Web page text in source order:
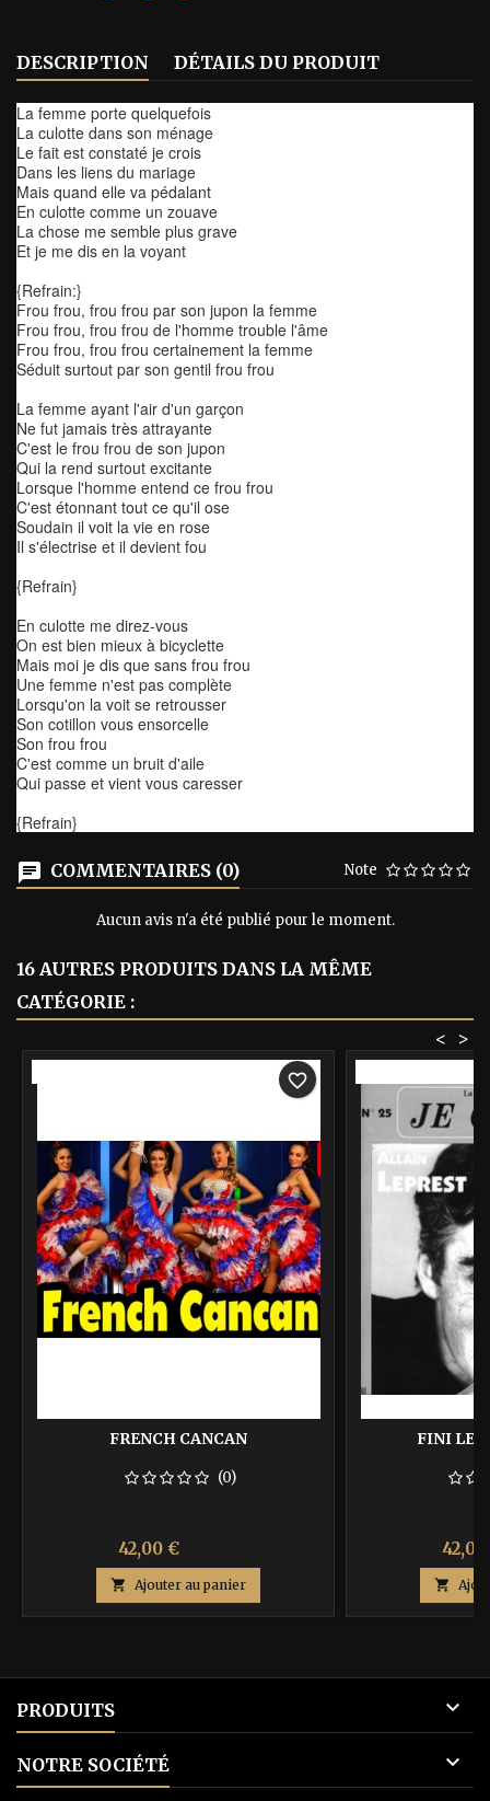
DESCRIPTION DÉTAILS DU PRODUIT
La femme porte quelquefois
La culotte dans son ménage
Le fait est constaté je crois
Dans les liens du mariage
Mais quand elle va pédalant
En culotte comme un zouave
La chose me semble plus grave
Et je me dis en la voyant
{Refrain:}
Frou frou, frou frou par son jupon la femme
Frou frou, frou frou de l'homme trouble l'âme
Frou frou, frou frou certainement la femme
Séduit surtout par son gentil frou frou
La femme ayant l'air d'un garçon
Ne fut jamais très attrayante
C'est le frou frou de son jupon
Qui la rend surtout excitante
Lorsque l'homme entend ce frou frou
C'est étonnant tout ce qu'il ose
Soudain il voit la vie en rose
Il s'électrise et il devient fou
{Refrain}
En culotte me direz-vous
On est bien mieux à bicyclette
Mais moi je dis que sans frou frou
Une femme n'est pas complète
Lorsqu'on la voit se retrousser
Son cotillon vous ensorcelle
Son frou frou
C'est comme un bruit d'aile
Qui passe et vient vous caresser
{Refrain}
COMMENTAIRES (0) Note
Aucun avis n'a été publié pour le moment.
16 AUTRES PRODUITS DANS LA MÊME
CATÉGORIE :
>
<
FRENCH CANCAN
(0)
Prix
42,00 €
base
 Ajouter au panier
favorite_border
FINI LES
Prix

PRODUITS 
NOTRE SOCIÉTÉ 